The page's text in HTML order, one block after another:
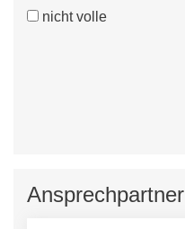
nicht volle
Ansprechpartner